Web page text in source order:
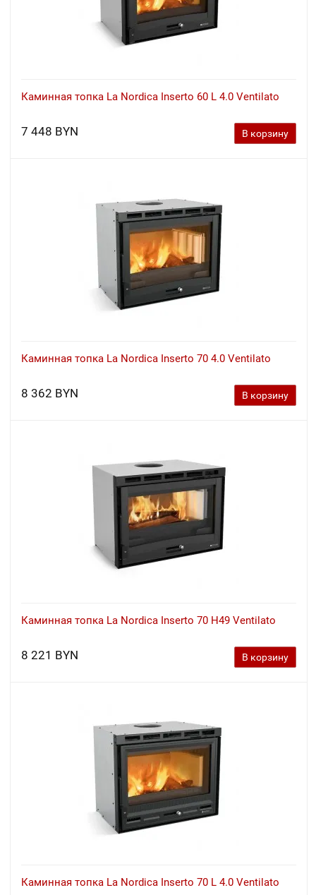
Каминная топка La Nordica Inserto 60 L 4.0 Ventilato
7 448 BYN В корзину
Каминная топка La Nordica Inserto 70 4.0 Ventilato
8 362 BYN В корзину
Каминная топка La Nordica Inserto 70 H49 Ventilato
8 221 BYN В корзину
Каминная топка La Nordica Inserto 70 L 4.0 Ventilato